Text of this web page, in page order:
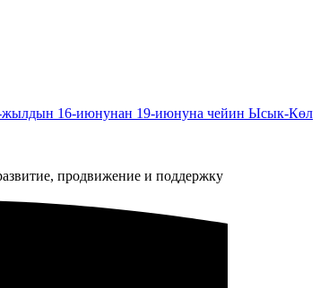
жылдын 16-июнунан 19-июнуна чейин Ысык-Көл
продвижение и поддержку